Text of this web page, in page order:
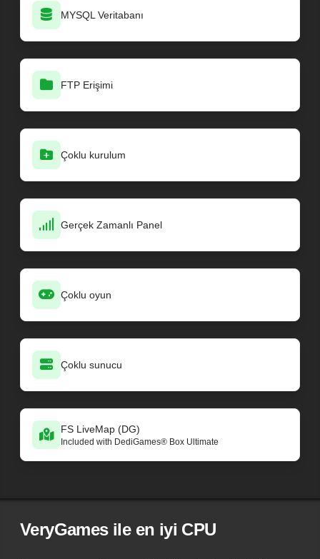
MYSQL Veritabanı
FTP Erişimi
Çoklu kurulum
Gerçek Zamanlı Panel
Çoklu oyun
Çoklu sunucu
FS LiveMap (DG)
Included with DediGames® Box Ultimate
VeryGames ile en iyi CPU